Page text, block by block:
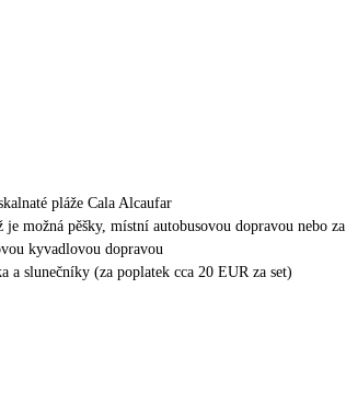
pláže Cala Alcaufar
je možná pěšky, místní autobusovou dopravou nebo za
kyvadlovou dopravou
a slunečníky (za poplatek cca 20 EUR za set)